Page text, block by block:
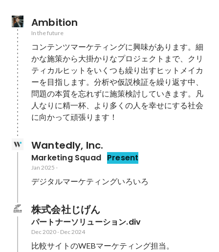
Ambition
In the future
コンテンツマーケティングに興味があります。細
かな施策から大掛かりなプロジェクトまで、クリ
ティカルヒットをいくつも繰り出すヒットメイカ
ーを目指します。分析や仮説検証を繰り返す中、
問題の本質を忘れずに施策検討していきます。凡
人なりに精一杯、より多くの人を幸せにする社会
に向かって頑張ります！
Wantedly, Inc.
Marketing Squad Present
Jan 2025 -
デジタルマーケティングいろいろ
株式会社じげん
パートナーソリューション.div
Dec 2020- Dec 2024
比較サイトのWEBマーケティング担当。